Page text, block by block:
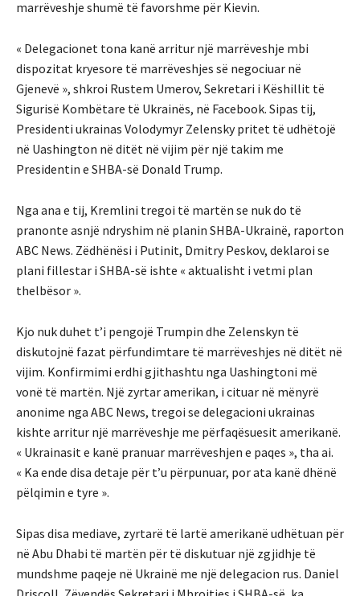
marrëveshje shumë të favorshme për Kievin.
« Delegacionet tona kanë arritur një marrëveshje mbi
dispozitat kryesore të marrëveshjes së negociuar në
Gjenevë », shkroi Rustem Umerov, Sekretari i Këshillit të
Sigurisë Kombëtare të Ukrainës, në Facebook. Sipas tij,
Presidenti ukrainas Volodymyr Zelensky pritet të udhëtojë
në Uashington në ditët në vijim për një takim me
Presidentin e SHBA-së Donald Trump.
Nga ana e tij, Kremlini tregoi të martën se nuk do të
pranonte asnjë ndryshim në planin SHBA-Ukrainë, raporton
ABC News. Zëdhënësi i Putinit, Dmitry Peskov, deklaroi se
plani fillestar i SHBA-së ishte « aktualisht i vetmi plan
thelbësor ».
Kjo nuk duhet t’i pengojë Trumpin dhe Zelenskyn të
diskutojnë fazat përfundimtare të marrëveshjes në ditët në
vijim. Konfirmimi erdhi gjithashtu nga Uashingtoni më
vonë të martën. Një zyrtar amerikan, i cituar në mënyrë
anonime nga ABC News, tregoi se delegacioni ukrainas
kishte arritur një marrëveshje me përfaqësuesit amerikanë.
« Ukrainasit e kanë pranuar marrëveshjen e paqes », tha ai.
« Ka ende disa detaje për t’u përpunuar, por ata kanë dhënë
pëlqimin e tyre ».
Sipas disa mediave, zyrtarë të lartë amerikanë udhëtuan për
në Abu Dhabi të martën për të diskutuar një zgjidhje të
mundshme paqeje në Ukrainë me një delegacion rus. Daniel